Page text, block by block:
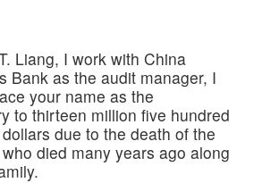
Liang, I work with China
Bank as the audit manager, I
your name as the
to thirteen million five hundred
due to the death of the
died many years ago along